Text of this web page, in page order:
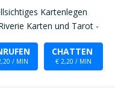
Kartenlegen
Karten und Tarot -
/ MIN
CHATTEN
€ 2,20 / MIN